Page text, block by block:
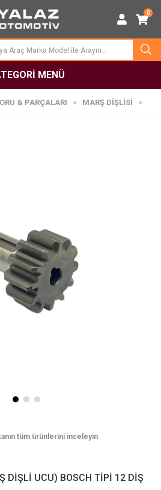
0
MENÜ
& PARÇALARI MARŞ DİŞLİSİ
DİŞLİ UCU) BOSCH TİPİ 12 DİŞ